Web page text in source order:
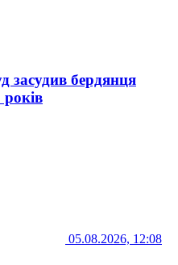
засудив бердянця
05.08.2026, 12:08